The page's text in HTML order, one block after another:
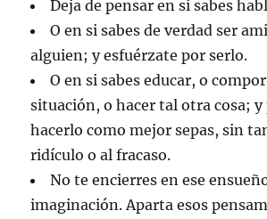
Deja de pensar en si sabes
O en si sabes de verdad ser
alguien; y esfuérzate por serlo.
O en si sabes educar, o
situación, o hacer tal otra cosa; y
hacerlo como mejor sepas, sin
ridículo o al fracaso.
No te encierres en ese
imaginación. Aparta esos